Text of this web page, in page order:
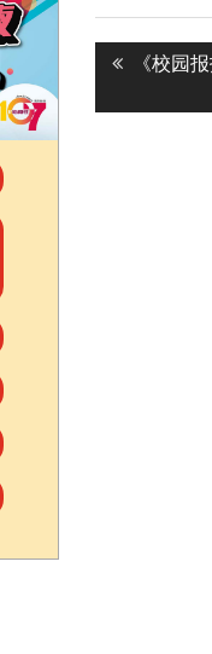
Post
Previous
《校园